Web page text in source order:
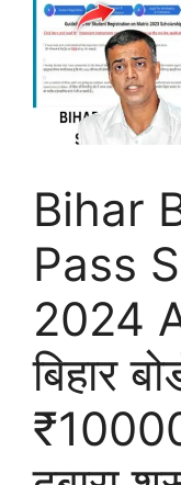
Bihar
Pass
2024
बिहार